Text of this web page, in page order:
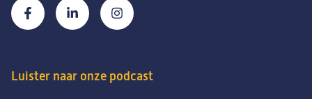
Luister naar onze podcast